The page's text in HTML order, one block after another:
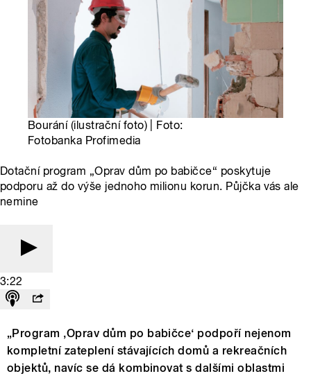
Bourání (ilustrační foto) | Foto:
Fotobanka Profimedia
Dotační program „Oprav dům po babičce“ poskytuje
podporu až do výše jednoho milionu korun. Půjčka vás ale
nemine
3:22
„Program ‚Oprav dům po babičce‘ podpoří nejenom
kompletní zateplení stávajících domů a rekreačních
objektů, navíc se dá kombinovat s dalšími oblastmi